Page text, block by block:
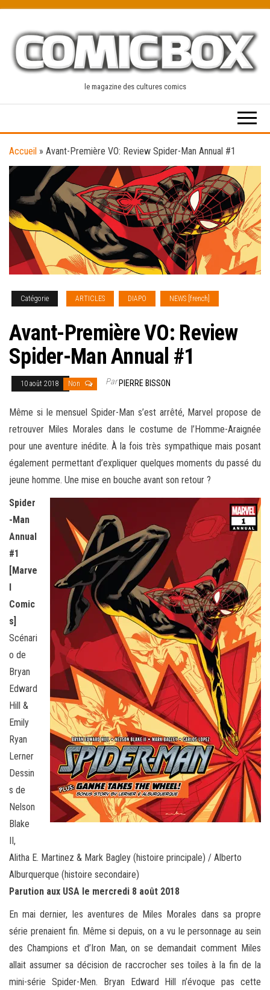
content
le magazine des cultures comics
Accueil » Avant-Première VO: Review Spider-Man Annual #1
Catégorie ARTICLES DIAPO NEWS [french]
Avant-Première VO: Review
Spider-Man Annual #1
10 août 2018 Non ParPIERRE BISSON
Même si le mensuel Spider-Man s’est arrêté, Marvel propose de
retrouver Miles Morales dans le costume de l’Homme-Araignée
pour une aventure inédite. À la fois très sympathique mais posant
également permettant d’expliquer quelques moments du passé du
jeune homme. Une mise en bouche avant son retour ?
Spider
-Man
Annual
#1
[Marve
l
Comic
s]
Scénari
o de
Bryan
Edward
Hill &
Emily
Ryan
Lerner
Dessin
s de
Nelson
Blake
II,
Alitha E. Martinez & Mark Bagley (histoire principale) / Alberto
Alburquerque (histoire secondaire)
Parution aux USA le mercredi 8 août 2018
En mai dernier, les aventures de Miles Morales dans sa propre
série prenaient fin. Même si depuis, on a vu le personnage au sein
des Champions et d’Iron Man, on se demandait comment Miles
allait assumer sa décision de raccrocher ses toiles à la fin de la
mini-série Spider-Men. Bryan Edward Hill n’évoque pas cette